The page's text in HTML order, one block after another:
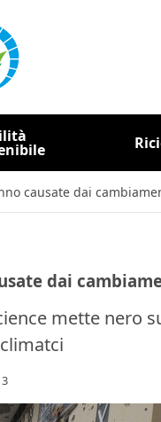
causate dai
dai
mette nero